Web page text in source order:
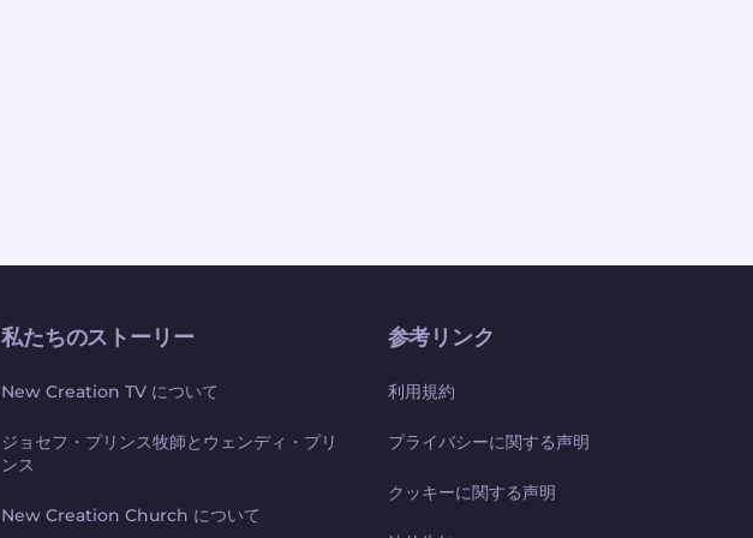
私たちのストーリー
New Creation TV について
ジョセフ・プリンス牧師とウェンディ・プリ
ンス
New Creation Church について
参考リンク
利用規約
プライバシーに関する声明
クッキーに関する声明